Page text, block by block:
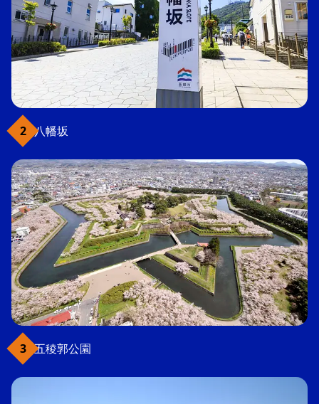
八幡坂
五稜郭公園